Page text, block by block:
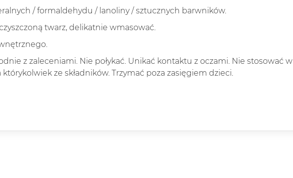
/ formaldehydu / lanoliny / sztucznych barwników.
twarz, delikatnie wmasować.
z zaleceniami. Nie połykać. Unikać kontaktu z oczami. Nie stosować w
ze składników. Trzymać poza zasięgiem dzieci.